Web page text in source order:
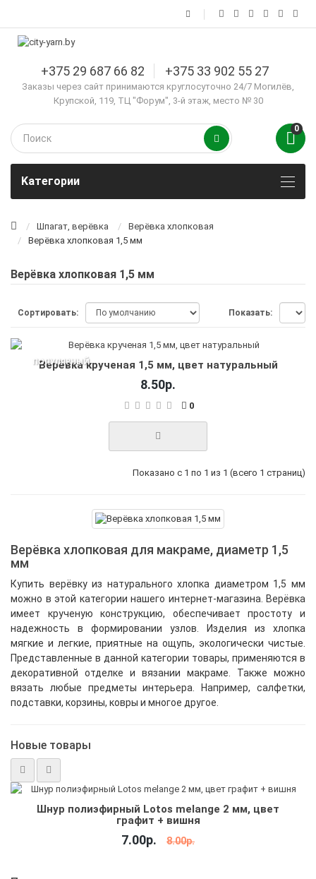
+375 29 687 66 82 +375 33 902 55 27
Заказы через сайт принимаются круглосуточно 24/7 Могилёв,
Крупской, 119, ТЦ "Форум", 3-й этаж, место № 30
0
Kатегории
Шпагат, верёвка
Верёвка хлопковая
Верёвка хлопковая 1,5 мм
Верёвка хлопковая 1,5 мм
Сортировать: Показать:
ПОПУЛЯРНЫЙ
Верёвка крученая 1,5 мм, цвет натуральный
8.50р.
0
Показано с 1 по 1 из 1 (всего 1 страниц)
Верёвка хлопковая для макраме, диаметр 1,5
мм
Купить верёвку из натурального хлопка диаметром 1,5 мм
можно в этой категории нашего интернет-магазина. Верёвка
имеет крученую конструкцию, обеспечивает простоту и
надежность в формировании узлов. Изделия из хлопка
мягкие и легкие, приятные на ощупь, экологически чистые.
Представленные в данной категории товары, применяются в
декоративной отделке и вязании макраме. Также можно
вязать любые предметы интерьера. Например, салфетки,
подставки, корзины, ковры и многое другое.
Новые товары
Шнур полиэфирный Lotos melange 2 мм, цвет
графит + вишня
7.00р. 8.00р.